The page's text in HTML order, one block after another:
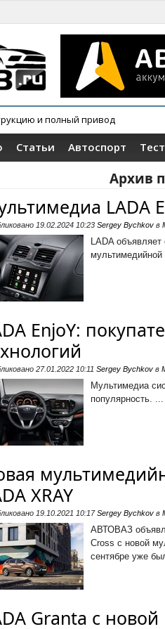
и полный привод
Статьи Автоспорт
Архив
LADA
19.02.2024 10:23 Sergey Bychkov в
LADA объявляет
EnjoY:
27.01.2022 10:11 Sergey Bychkov в
Мультимедиа
популярность. ...
XRAY
19.10.2021 10:17 Sergey Bychkov в
АВТОВАЗ
Cross с новой
сентябре уже
Granta с